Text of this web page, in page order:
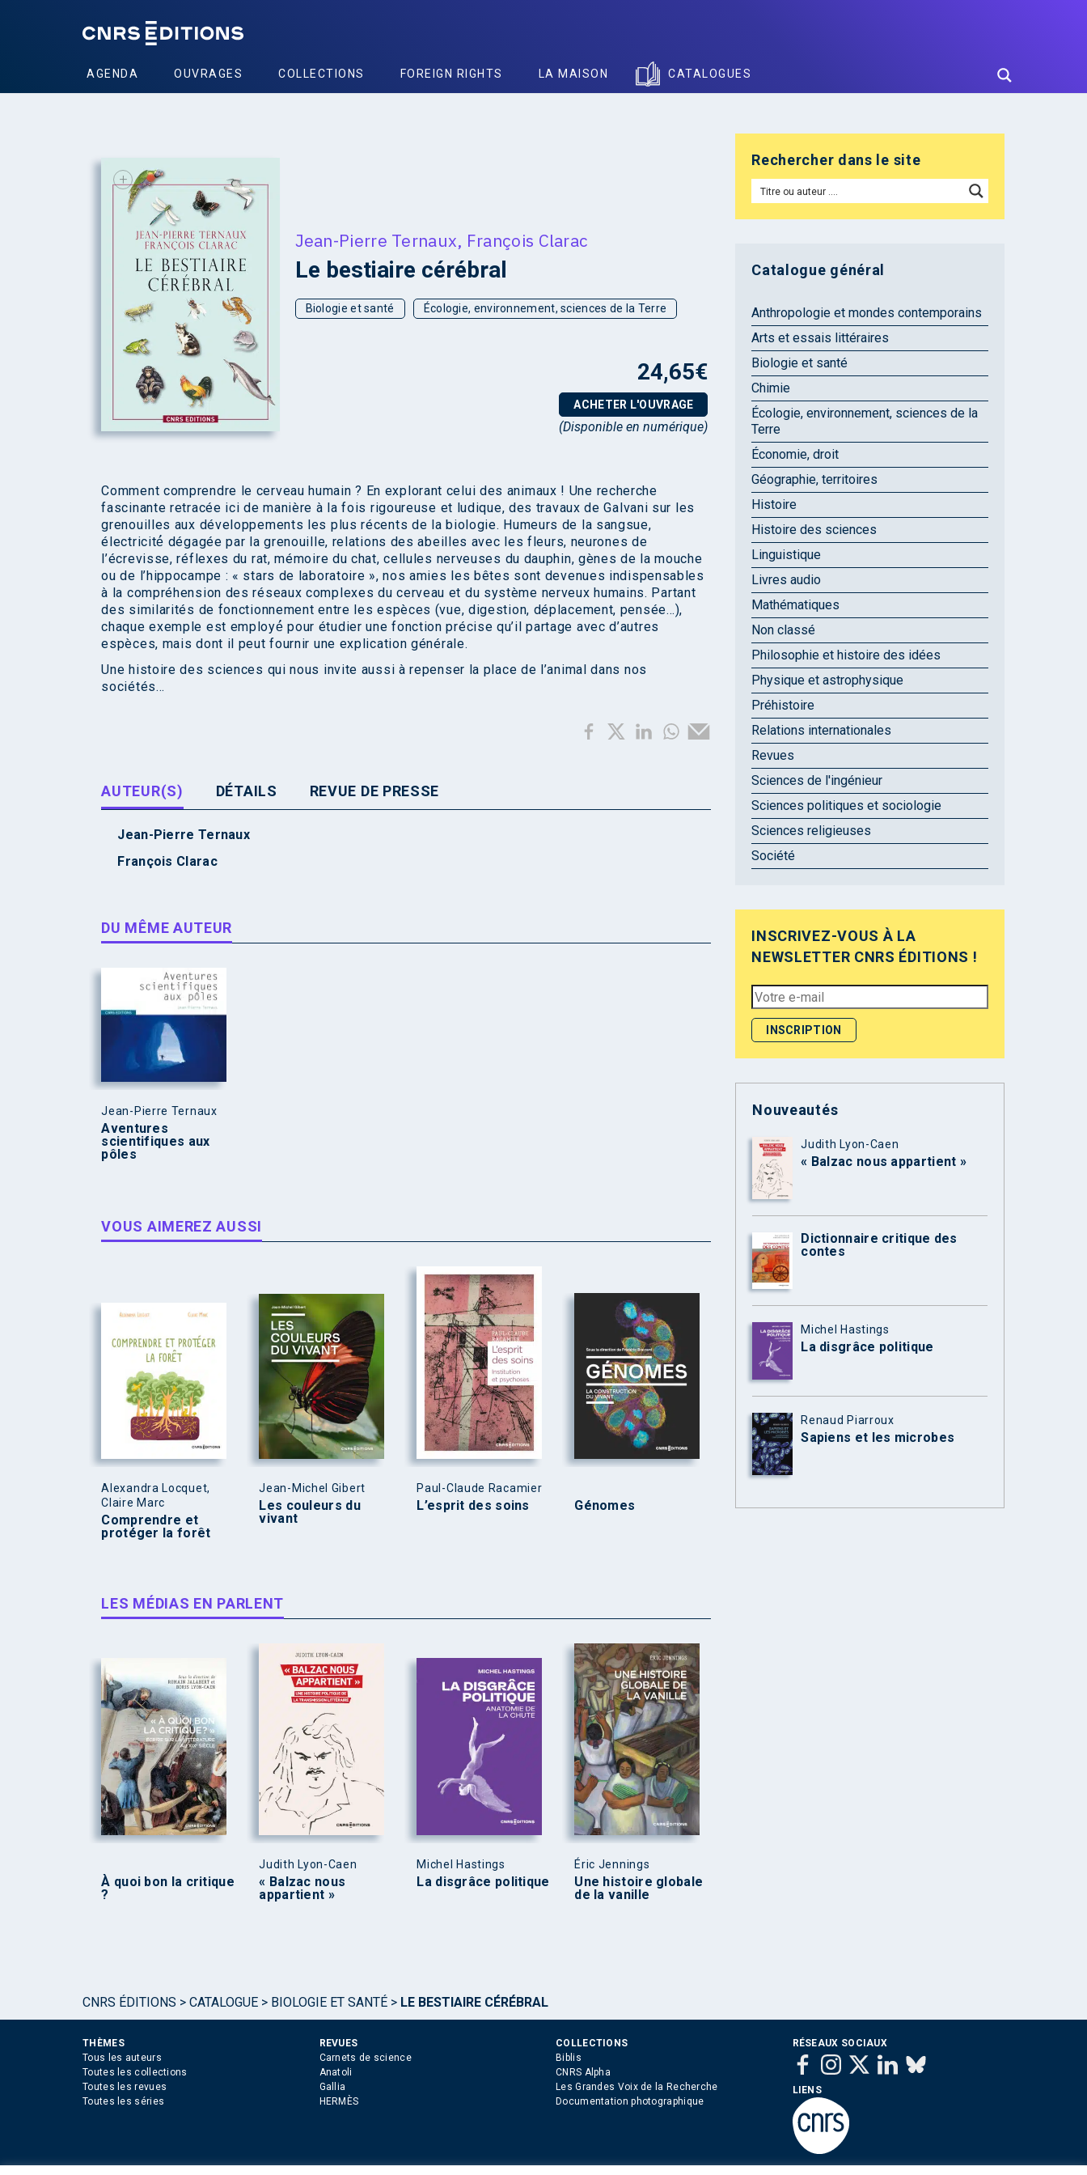
AGENDA OUVRAGES COLLECTIONS FOREIGN RIGHTS LA MAISON CATALOGUES
+
Jean-Pierre Ternaux, François Clarac
Le bestiaire cérébral
Biologie et santé Écologie, environnement, sciences de la Terre
24,65€
ACHETER L'OUVRAGE
(Disponible en numérique)
Comment comprendre le cerveau humain ? En explorant celui des animaux ! Une recherche
fascinante retracée ici de manière à la fois rigoureuse et ludique, des travaux de Galvani sur les
grenouilles aux développements les plus récents de la biologie. Humeurs de la sangsue,
électricité́ dégagée par la grenouille, relations des abeilles avec les fleurs, neurones de
l’écrevisse, réflexes du rat, mémoire du chat, cellules nerveuses du dauphin, gènes de la mouche
ou de l’hippocampe : « stars de laboratoire », nos amies les bêtes sont devenues indispensables
à la compréhension des réseaux complexes du cerveau et du système nerveux humains. Partant
des similarités de fonctionnement entre les espèces (vue, digestion, déplacement, pensée…),
chaque exemple est employé́ pour étudier une fonction précise qu’il partage avec d’autres
espèces, mais dont il peut fournir une explication générale.
Une histoire des sciences qui nous invite aussi à repenser la place de l’animal dans nos
sociétés…
AUTEUR(S) DÉTAILS REVUE DE PRESSE
Jean-Pierre Ternaux
François Clarac
DU MÊME AUTEUR
Jean-Pierre Ternaux
Aventures
scientifiques aux
pôles
VOUS AIMEREZ AUSSI
Alexandra Locquet,
Claire Marc
Comprendre et
protéger la forêt
Jean-Michel Gibert
Les couleurs du
vivant
Paul-Claude Racamier
L’esprit des soins Génomes
LES MÉDIAS EN PARLENT
À quoi bon la critique
?
Judith Lyon-Caen
« Balzac nous
appartient »
Michel Hastings
La disgrâce politique
Éric Jennings
Une histoire globale
de la vanille
Rechercher dans le site
Catalogue général
Anthropologie et mondes contemporains
Arts et essais littéraires
Biologie et santé
Chimie
Écologie, environnement, sciences de la
Terre
Économie, droit
Géographie, territoires
Histoire
Histoire des sciences
Linguistique
Livres audio
Mathématiques
Non classé
Philosophie et histoire des idées
Physique et astrophysique
Préhistoire
Relations internationales
Revues
Sciences de l'ingénieur
Sciences politiques et sociologie
Sciences religieuses
Société
INSCRIVEZ-VOUS À LA
NEWSLETTER CNRS ÉDITIONS !
Nouveautés
Judith Lyon-Caen
« Balzac nous appartient »
Dictionnaire critique des
contes
Michel Hastings
La disgrâce politique
Renaud Piarroux
Sapiens et les microbes
CNRS ÉDITIONS > CATALOGUE > BIOLOGIE ET SANTÉ > LE BESTIAIRE CÉRÉBRAL
THÈMES
Tous les auteurs
Toutes les collections
Toutes les revues
Toutes les séries
REVUES
Carnets de science
Anatoli
Gallia
HERMÈS
COLLECTIONS
Biblis
CNRS Alpha
Les Grandes Voix de la Recherche
Documentation photographique
RÉSEAUX SOCIAUX
LIENS